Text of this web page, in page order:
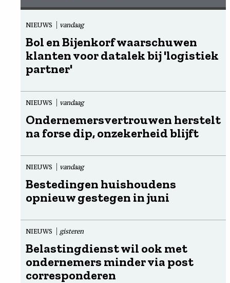
NIEUWS vandaag
Bol en Bijenkorf waarschuwen
klanten voor datalek bij 'logistiek
partner'
NIEUWS vandaag
Ondernemersvertrouwen herstelt
na forse dip, onzekerheid blijft
NIEUWS vandaag
Bestedingen huishoudens
opnieuw gestegen in juni
NIEUWS gisteren
Belastingdienst wil ook met
ondernemers minder via post
corresponderen